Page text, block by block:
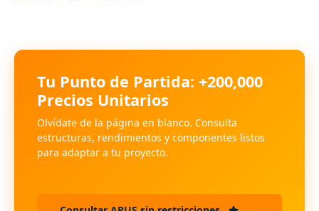
Tu Punto de Partida: +200,000
Precios Unitarios
Olvídate de la página en blanco. Consulta
estructuras, rendimientos y componentes listos
para adaptar a tu proyecto.